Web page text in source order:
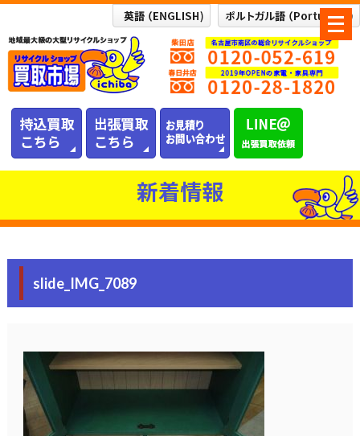
メ
ニ
ュ
ー
新着情報
slide_IMG_7089